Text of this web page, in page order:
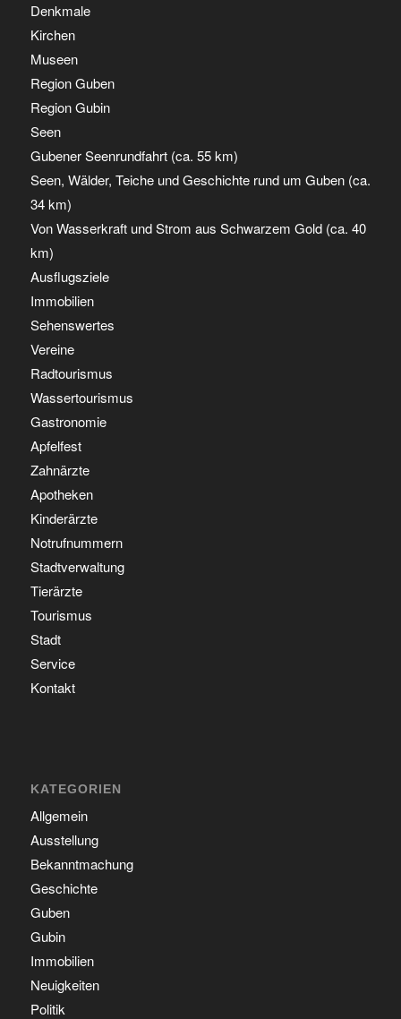
Denkmale
Kirchen
Museen
Region Guben
Region Gubin
Seen
Gubener Seenrundfahrt (ca. 55 km)
Seen, Wälder, Teiche und Geschichte rund um Guben (ca.
34 km)
Von Wasserkraft und Strom aus Schwarzem Gold (ca. 40
km)
Ausflugsziele
Immobilien
Sehenswertes
Vereine
Radtourismus
Wassertourismus
Gastronomie
Apfelfest
Zahnärzte
Apotheken
Kinderärzte
Notrufnummern
Stadtverwaltung
Tierärzte
Tourismus
Stadt
Service
Kontakt
KATEGORIEN
Allgemein
Ausstellung
Bekanntmachung
Geschichte
Guben
Gubin
Immobilien
Neuigkeiten
Politik